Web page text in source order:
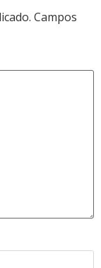
Campos